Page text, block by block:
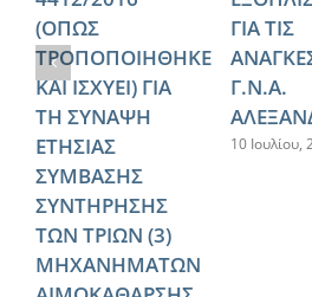
(ΟΠΩΣ
ΤΡΟΠΟΠΟΙΗΘΗΚΕ
ΚΑΙ ΙΣΧΥΕΙ) ΓΙΑ
ΤΗ ΣΥΝΑΨΗ
ΕΤΗΣΙΑΣ
ΣΥΜΒΑΣΗΣ
ΣΥΝΤΗΡΗΣΗΣ
ΤΩΝ ΤΡΙΩΝ (3)
ΜΗΧΑΝΗΜΑΤΩΝ
ΓΙΑ ΤΙΣ
Γ.Ν.Α.
10 Ιουλίου,